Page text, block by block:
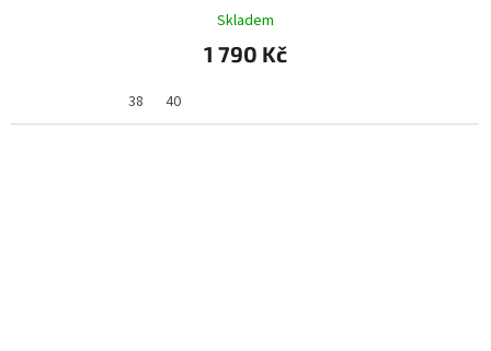
Skladem
1 790 Kč
38 40